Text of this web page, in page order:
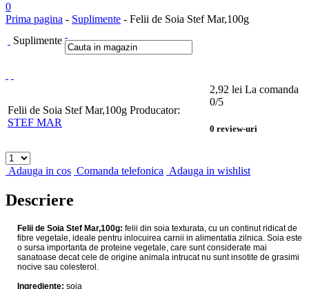
0
Prima pagina - Suplimente - Felii de Soia Stef Mar,100g
Suplimente
Felii de Soia Stef Mar,100g Producator:
STEF MAR
2,92 lei La comanda
0/5
0 review-uri
Adauga in cos Comanda telefonica Adauga in wishlist
Descriere
Felii de Soia Stef Mar,100g: felii din soia texturata, cu un continut ridicat de
fibre vegetale, ideale pentru inlocuirea carnii in alimentatia zilnica. Soia este
o sursa importanta de proteine vegetale, care sunt considerate mai
sanatoase decat cele de origine animala intrucat nu sunt insotite de grasimi
nocive sau colesterol.
Ingrediente: soia